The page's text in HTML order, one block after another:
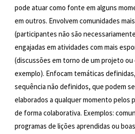
pode atuar como fonte em alguns
em outros. Envolvem comunidades
(participantes não são
engajadas em atividades com mais
(discussões em torno de um projeto
exemplo). Enfocam temáticas
sequência não definidos, que podem
elaborados a qualquer momento pelos
de forma colaborativa. Exemplos:
programas de lições aprendidas ou